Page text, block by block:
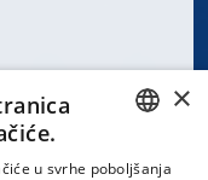
CROATIAN
×
u svrhe poboljšanja